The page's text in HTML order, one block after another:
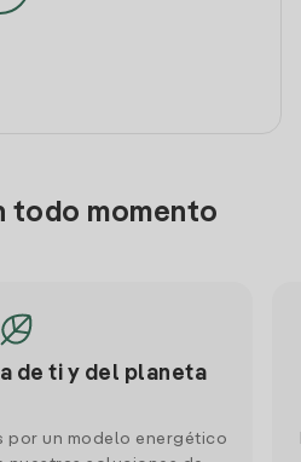
todo momento
de ti y del planeta
por un modelo energético